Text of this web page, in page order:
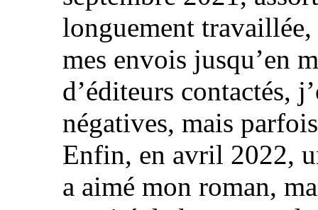
longuement travaillée,
mes envois jusqu’en
d’éditeurs contactés,
négatives, mais
Enfin, en avril 2022,
a aimé mon roman,